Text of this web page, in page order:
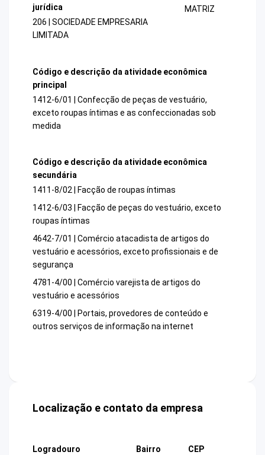
jurídica
206 | SOCIEDADE EMPRESARIA
LIMITADA
MATRIZ
Código e descrição da atividade econômica
principal
1412-6/01 | Confecção de peças de vestuário,
exceto roupas íntimas e as confeccionadas sob
medida
Código e descrição da atividade econômica
secundária
1411-8/02 | Facção de roupas íntimas
1412-6/03 | Facção de peças do vestuário, exceto
roupas íntimas
4642-7/01 | Comércio atacadista de artigos do
vestuário e acessórios, exceto profissionais e de
segurança
4781-4/00 | Comércio varejista de artigos do
vestuário e acessórios
6319-4/00 | Portais, provedores de conteúdo e
outros serviços de informação na internet
Localização e contato da empresa
Logradouro
Bairro
CEP